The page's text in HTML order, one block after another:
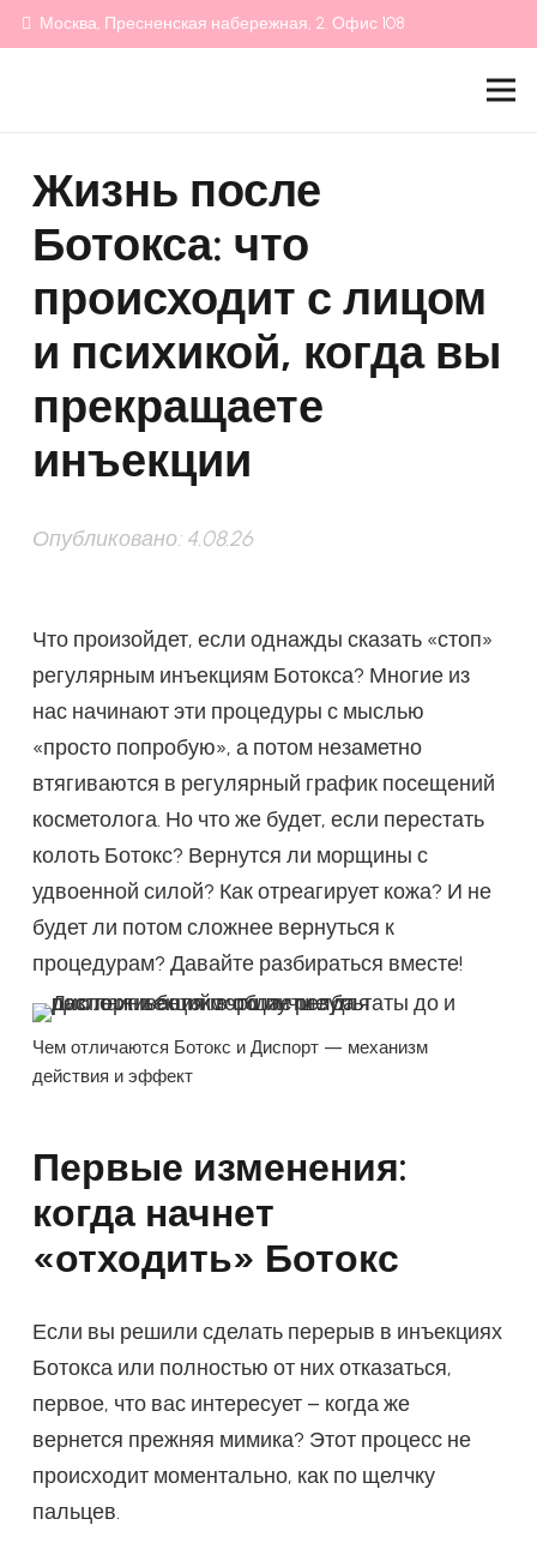
Москва, Пресненская набережная, 2. Офис 108
Жизнь после
Ботокса: что
происходит с лицом
и психикой, когда вы
прекращаете
инъекции
Опубликовано: 4.08.26
Что произойдет, если однажды сказать «стоп»
регулярным инъекциям Ботокса? Многие из
нас начинают эти процедуры с мыслью
«просто попробую», а потом незаметно
втягиваются в регулярный график посещений
косметолога. Но что же будет, если перестать
колоть Ботокс? Вернутся ли морщины с
удвоенной силой? Как отреагирует кожа? И не
будет ли потом сложнее вернуться к
процедурам? Давайте разбираться вместе!
Чем отличаются Ботокс и Диспорт — механизм
действия и эффект
Первые изменения:
когда начнет
«отходить» Ботокс
Если вы решили сделать перерыв в инъекциях
Ботокса или полностью от них отказаться,
первое, что вас интересует – когда же
вернется прежняя мимика? Этот процесс не
происходит моментально, как по щелчку
пальцев.